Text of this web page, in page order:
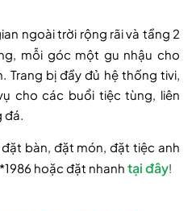
ngoài trời rộng rãi và tầng 2
mỗi góc một gu nhậu cho
Trang bị đầy đủ hệ thống tivi,
cho các buổi tiệc tùng, liên
bàn, đặt món, đặt tiệc anh
hoặc đặt nhanh tại đây!